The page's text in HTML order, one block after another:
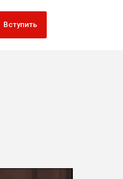
Вступить